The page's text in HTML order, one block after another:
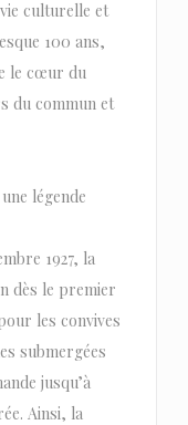
culturelle et
100 ans,
le cœur du
du commun et
légende
1927, la
dès le premier
les convives
submergées
jusqu’à
Ainsi, la